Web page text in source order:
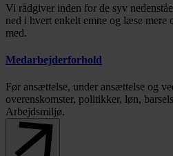
Vi rådgiver inden for de syv
ned i hvert enkelt emne og læse
med.
Medarbejderforhold
Før ansættelse, under ansættelse og
overenskomster, politikker, løn,
Arbejdsmiljø.